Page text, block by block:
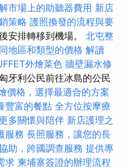
市場上的助聽器費用 新店
策略 護照換發的流程與要
安排轉移到機場。 北屯整
地區和類型的價格 解讀
外燴菜色 牆壁漏水修
牙利公民前往冰島的公民
價格，選擇最適合的方案
豐富的餐點 全方位按摩療
多關懷與陪伴 新店護理之
服務 長照服務，讓您的長
助，跨國調查服務 提供專
求 柬埔寨簽證的辦理流程